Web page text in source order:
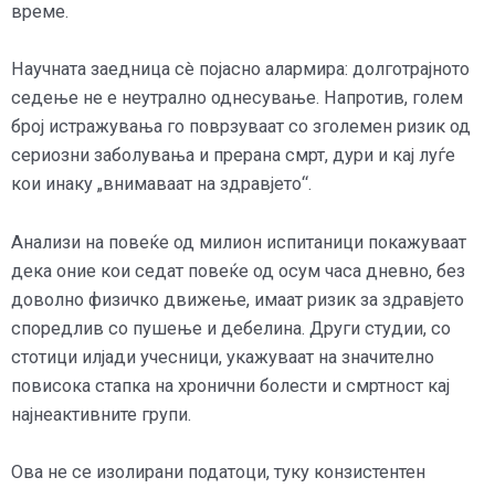
време.
Научната заедница сè појасно алармира: долготрајното
седење не е неутрално однесување. Напротив, голем
број истражувања го поврзуваат со зголемен ризик од
сериозни заболувања и прерана смрт, дури и кај луѓе
кои инаку „внимаваат на здравјето“.
Анализи на повеќе од милион испитаници покажуваат
дека оние кои седат повеќе од осум часа дневно, без
доволно физичко движење, имаат ризик за здравјето
споредлив со пушење и дебелина. Други студии, со
стотици илјади учесници, укажуваат на значително
повисока стапка на хронични болести и смртност кај
најнеактивните групи.
Ова не се изолирани податоци, туку конзистентен